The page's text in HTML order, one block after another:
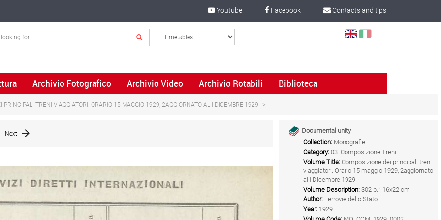
Contacts and tips
Facebook
Youtube
Select
Archivio Fotografico Archivio Video Archivio Rotabili Biblioteca
PRINCIPALI TRENI VIAGGIATORI. ORARIO 15 MAGGIO 1929, 2AGGIORNATO AL I DICEMBRE 1929
Next
Documental unity
Collection: Monografie
Category: 03. Composizione Treni
Volume Title: Composizione dei principali treni
viaggiatori. Orario 15 maggio 1929, 2aggiornato
al I Dicembre 1929
Volume Description: 302 p. ; 16x22 cm
Author: Ferrovie dello Stato
Year: 1929